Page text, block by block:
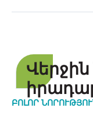
Վերջին
ԲՈԼՈՐ